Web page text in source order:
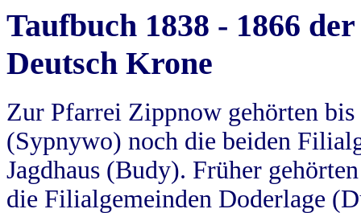
Taufbuch 1838 - 1866
Deutsch Krone
Zur Pfarrei Zippnow gehörten
(Sypnywo) noch die beiden
Jagdhaus (Budy). Früher
die Filialgemeinden Doderlage